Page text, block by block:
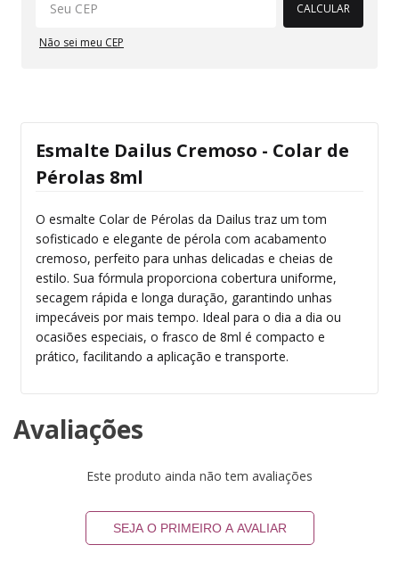
CALCULAR
Não sei meu CEP
Esmalte Dailus Cremoso - Colar de
Pérolas 8ml
O esmalte Colar de Pérolas da Dailus traz um tom
sofisticado e elegante de pérola com acabamento
cremoso, perfeito para unhas delicadas e cheias de
estilo. Sua fórmula proporciona cobertura uniforme,
secagem rápida e longa duração, garantindo unhas
impecáveis por mais tempo. Ideal para o dia a dia ou
ocasiões especiais, o frasco de 8ml é compacto e
prático, facilitando a aplicação e transporte.
Avaliações
Este produto ainda não tem avaliações
SEJA O PRIMEIRO A AVALIAR